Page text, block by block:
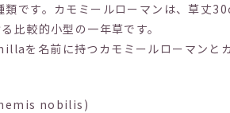
です。カモミールローマンは、草丈
比較的小型の一年草です。
を名前に持つカモミールローマンとカ
nobilis)